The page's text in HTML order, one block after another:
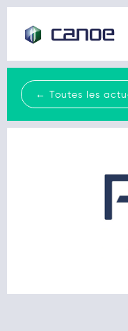
← Toutes les